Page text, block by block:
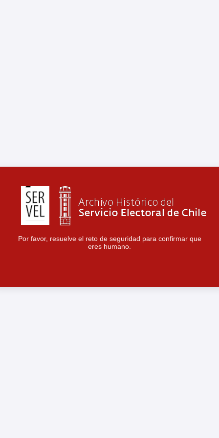
Por favor, resuelve el reto de seguridad para confirmar que
eres humano.